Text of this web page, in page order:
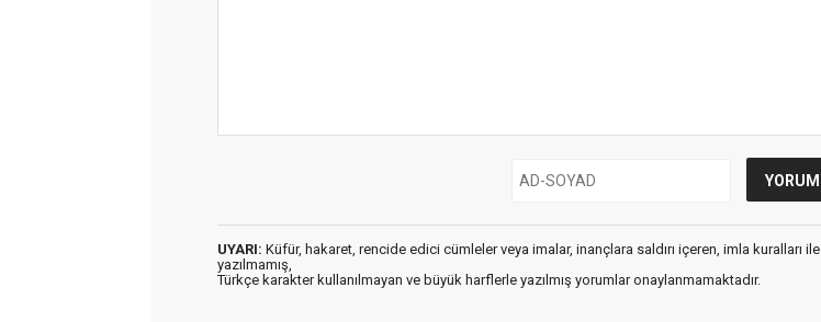
UYARI: Küfür, hakaret, rencide edici cümleler veya imalar, inançlara saldırı içeren, imla kuralları ile
yazılmamış,
Türkçe karakter kullanılmayan ve büyük harflerle yazılmış yorumlar onaylanmamaktadır.